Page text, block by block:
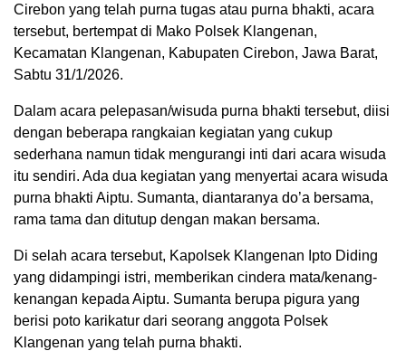
Cirebon yang telah purna tugas atau purna bhakti, acara
tersebut, bertempat di Mako Polsek Klangenan,
Kecamatan Klangenan, Kabupaten Cirebon, Jawa Barat,
Sabtu 31/1/2026.
Dalam acara pelepasan/wisuda purna bhakti tersebut, diisi
dengan beberapa rangkaian kegiatan yang cukup
sederhana namun tidak mengurangi inti dari acara wisuda
itu sendiri. Ada dua kegiatan yang menyertai acara wisuda
purna bhakti Aiptu. Sumanta, diantaranya do’a bersama,
rama tama dan ditutup dengan makan bersama.
Di selah acara tersebut, Kapolsek Klangenan Ipto Diding
yang didampingi istri, memberikan cindera mata/kenang-
kenangan kepada Aiptu. Sumanta berupa pigura yang
berisi poto karikatur dari seorang anggota Polsek
Klangenan yang telah purna bhakti.